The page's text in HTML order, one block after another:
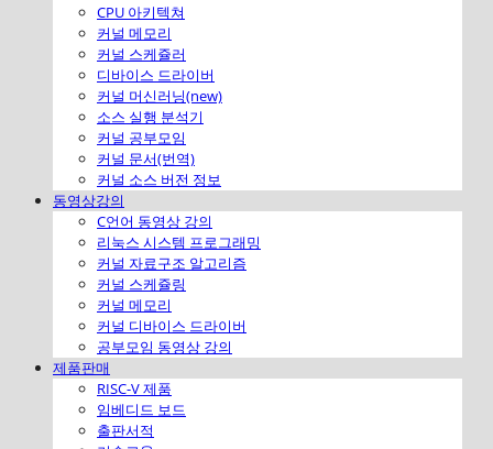
CPU 아키텍쳐
커널 메모리
커널 스케쥴러
디바이스 드라이버
커널 머신러닝(new)
소스 실행 분석기
커널 공부모임
커널 문서(번역)
커널 소스 버전 정보
동영상강의
C언어 동영상 강의
리눅스 시스템 프로그래밍
커널 자료구조 알고리즘
커널 스케쥴링
커널 메모리
커널 디바이스 드라이버
공부모임 동영상 강의
제품판매
RISC-V 제품
임베디드 보드
출판서적